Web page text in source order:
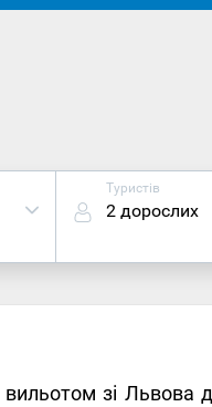
Туристів
2 дорослих
вильотом зі Львова